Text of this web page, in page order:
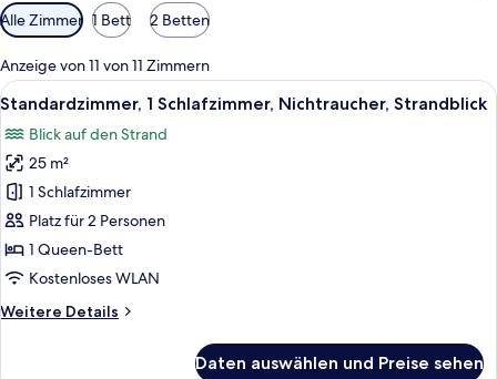
Verfügbare
Filter
für
Zimmer
Alle Zimmer 1 Bett 2 Betten
Anzeige von 11 von 11 Zimmern
Alle
Fotos
für
Standardzimmer,
Schlafzimmer,
Nichtraucher,
Strandblick
Ein Zimmer mit Holzboden, einem
18
Standardzimmer, 1 Schlafzimmer, Nichtraucher, Strandblick
Blick auf den Strand
25 m²
1 Schlafzimmer
Platz für 2 Personen
1 Queen-Bett
Kostenloses WLAN
Weitere Details
Weitere
Daten auswählen und Preise sehen